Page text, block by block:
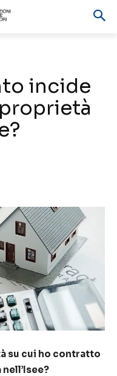
incide
su cui ho contratto